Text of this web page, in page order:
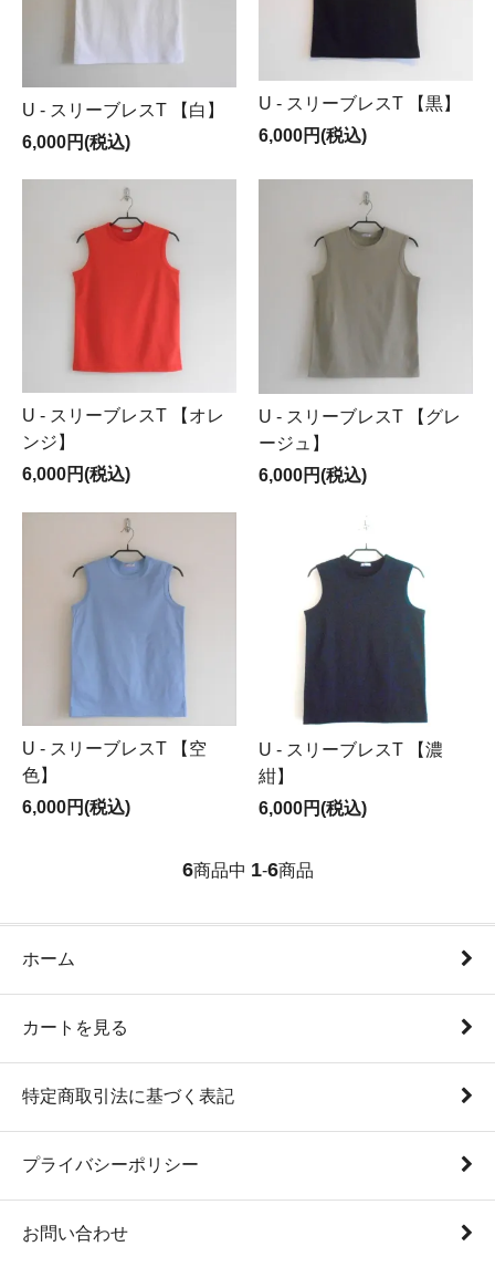
U - スリーブレスT 【白】
6,000円(税込)
U - スリーブレスT 【黒】
6,000円(税込)
U - スリーブレスT 【オレ
ンジ】
6,000円(税込)
U - スリーブレスT 【グレ
ージュ】
6,000円(税込)
U - スリーブレスT 【空
色】
6,000円(税込)
U - スリーブレスT 【濃
紺】
6,000円(税込)
6商品中 1-6商品
ホーム
カートを見る
特定商取引法に基づく表記
プライバシーポリシー
お問い合わせ